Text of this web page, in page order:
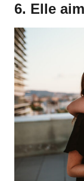
6. Elle